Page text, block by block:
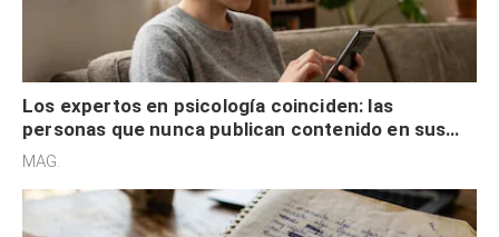
Los expertos en psicología coinciden: las
personas que nunca publican contenido en sus
redes sociales no pretenden buscar validación
MAG.